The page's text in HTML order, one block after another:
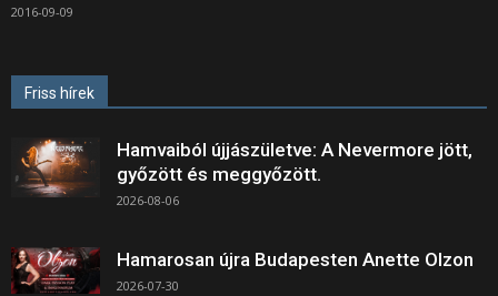
2016-09-09
Friss hírek
Hamvaiból újjászületve: A Nevermore jött,
győzött és meggyőzött.
2026-08-06
Hamarosan újra Budapesten Anette Olzon
2026-07-30